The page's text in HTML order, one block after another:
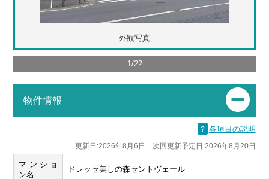
外観写真
1 /22
物件情報
？ 各項目の説明
更新日:2026年8月6日 次回更新予定日:2026年8月20日
マンショ
ン名
ドレッセ美しの森セントヴェール